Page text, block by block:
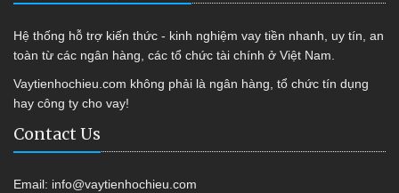
Hệ thống hỗ trợ kiến thức - kinh nghiệm vay tiền nhanh, uy tín, an
toàn từ các ngân hàng, các tổ chức tài chính ở Việt Nam.
Vaytienhochieu.com không phải là ngân hàng, tổ chức tín dụng
hay công ty cho vay!
Contact Us
Email: info@vaytienhochieu.com